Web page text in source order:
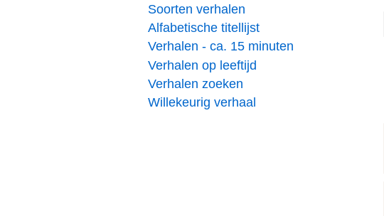
Soorten verhalen
Alfabetische titellijst
Verhalen - ca. 15 minuten
Verhalen op leeftijd
Verhalen zoeken
Willekeurig verhaal